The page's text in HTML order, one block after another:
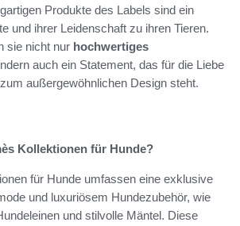
Produkte des Labels sind ein
und ihrer Leidenschaft zu ihren Tieren.
sie nicht nur hochwertiges
auch ein Statement, das für die Liebe
außergewöhnlichen Design steht.
Kollektionen für Hunde?
für Hunde umfassen eine exklusive
und luxuriösem Hundezubehör, wie
und stilvolle Mäntel. Diese